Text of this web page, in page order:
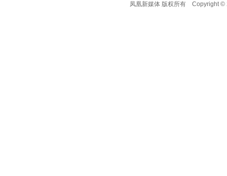
凤凰新媒体 版权所有 Copyright ©